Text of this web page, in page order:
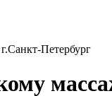
Петербург